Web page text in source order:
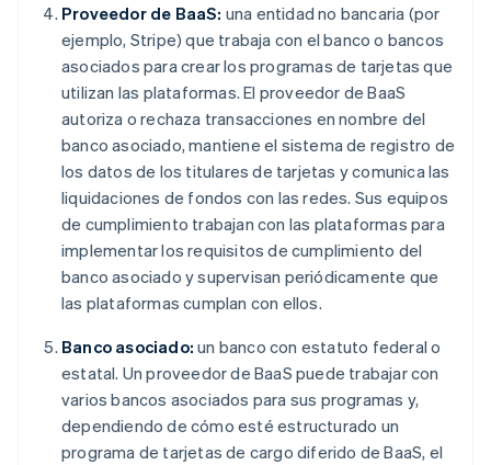
Proveedor de BaaS: una entidad no bancaria (por
ejemplo, Stripe) que trabaja con el banco o bancos
asociados para crear los programas de tarjetas que
utilizan las plataformas. El proveedor de BaaS
autoriza o rechaza transacciones en nombre del
banco asociado, mantiene el sistema de registro de
los datos de los titulares de tarjetas y comunica las
liquidaciones de fondos con las redes. Sus equipos
de cumplimiento trabajan con las plataformas para
implementar los requisitos de cumplimiento del
banco asociado y supervisan periódicamente que
las plataformas cumplan con ellos.
Banco asociado: un banco con estatuto federal o
estatal. Un proveedor de BaaS puede trabajar con
varios bancos asociados para sus programas y,
dependiendo de cómo esté estructurado un
programa de tarjetas de cargo diferido de BaaS, el